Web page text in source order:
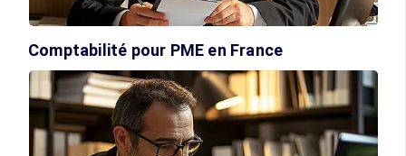
Comptabilité pour PME en France